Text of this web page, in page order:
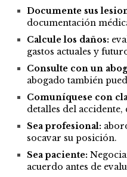
Documente sus
documentación
Calcule los daños:
gastos actuales y
Consulte con un
abogado también
Comuníquese con
detalles del accidente,
Sea profesional:
socavar su posición.
Sea paciente:
acuerdo antes de